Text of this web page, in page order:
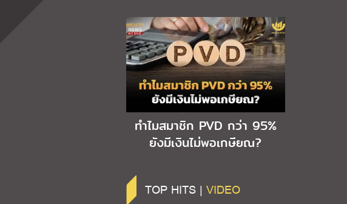
ทำไมสมาชิก PVD กว่า 95%
ยังมีเงินไม่พอเกษียณ?
TOP HITS | VIDEO